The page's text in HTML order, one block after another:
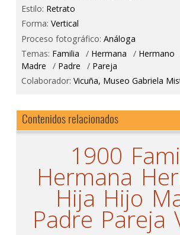
Estilo: Retrato
Forma: Vertical
Proceso fotográfico: Análoga
Temas: Familia / Hermana / Hermano
Madre
/ Padre / Pareja
Colaborador: Vicuña, Museo Gabriela
Contenidos relacionados
1900
Hermana
Hija Hijo
Padre Pareja